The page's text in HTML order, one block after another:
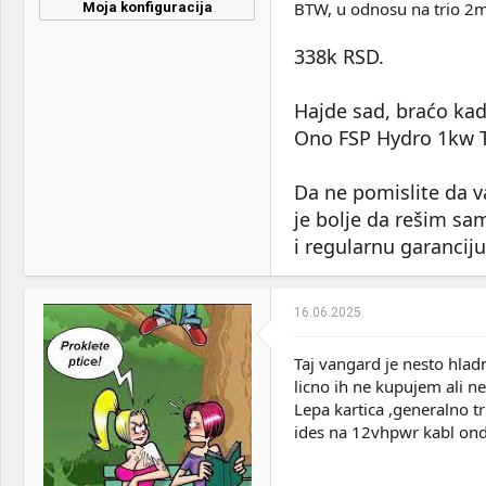
Moja konfiguracija
2x32GB Kingston DDR5
RTX 5090 Gigabyte Aorus
P3 500, 2 HDD od po 4TB
(WD - RED i Blue) Kingston
SSD 240GB
Sound:
Microlab Solo 6c+Audient
ID14 MKII
Case: Lian Li Lancool 216 argb
BTW, u odnosu na trio
338k RSD.
Hajde sad, braćo
Ono FSP Hydro
Da ne pomislite da
je bolje da rešim
i regularnu
16.06.2025.
Taj vangard je nesto
licno ih ne kupujem ali
Lepa kartica ,generalno
ides na 12vhpwr kabl